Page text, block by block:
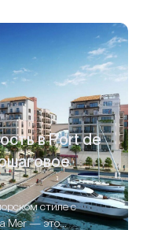
в Port de
стиле с
Mer — это